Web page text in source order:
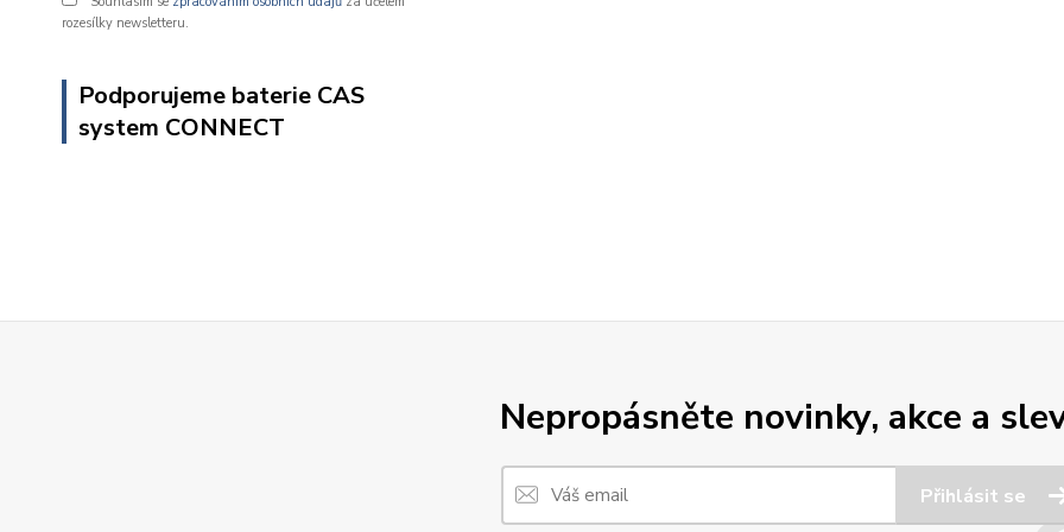
rozesílky newsletteru.
Podporujeme baterie CAS
system CONNECT
Nepropásněte novinky, akce a
Přihlásit se